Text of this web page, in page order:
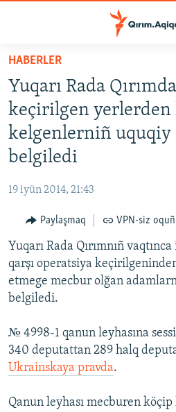
Esas
qaytmaq
Baş
navigatsiyağa
qaytmaq
Qıdıruvğa
SİYASET
İQTİSADİYAT
CEMİYET
İNSAN AQLARI
VİDEO
SÜRET
BLOGLAR
FİKİR
Русский
Українською
QOŞULIÑIZ!
HABERLER
Yuqarı Rada
keçirilgen yerlerden
kelgenlerniñ uquqiy
belgiledi
19 iyün 2014, 21:43
Paylaşmaq VPN-siz
Yuqarı Rada Qırımnıñ
qarşı operatsiya
etmege mecbur olğan
belgiledi.
№ 4998-1 qanun leyhasına
340 deputattan 289 halq
Ukrainskaya pravda.
Qanun leyhası mecburen